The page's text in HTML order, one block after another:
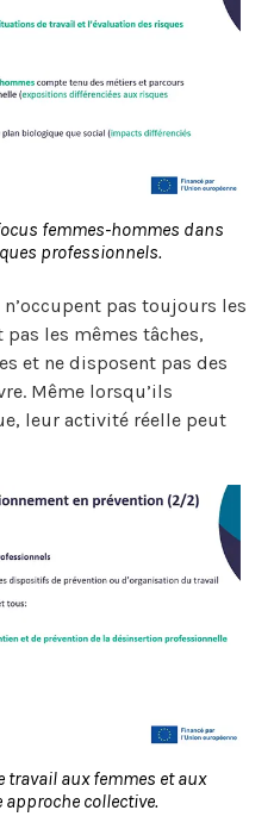
femmes-hommes dans
professionnels.
pas toujours les
pas les mêmes tâches,
et ne disposent pas des
Même lorsqu’ils
leur activité réelle peut
travail aux femmes et aux
collective.